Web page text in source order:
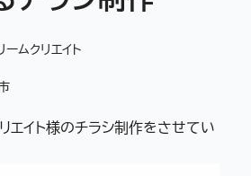
ムクリエイト
エイト様のチラシ制作をさせてい